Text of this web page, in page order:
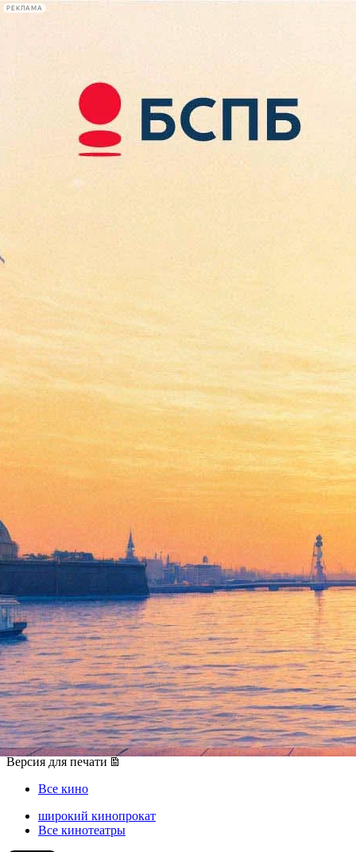
РЕКЛАМА
Сегодня:
2026.08.09
16:35
Афиша Plus
Чем дальше в лес, тем
больше сказок. И Джонни
Деппа с Мэрил Стрип
25 декабря 2014, четверг-11 января 2015, воскресенье
Версия для печати
Все кино
широкий кинопрокат
Все кинотеатры